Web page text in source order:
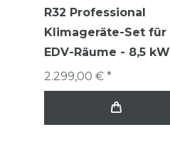
R32 Professional
Klimageräte-Set für
EDV-Räume - 8,5 kW
2.299,00 € *